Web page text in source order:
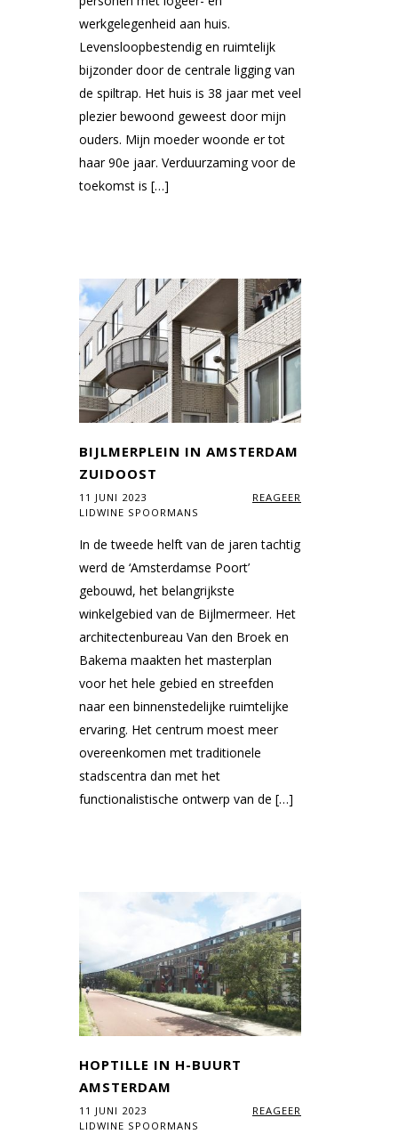
werkgelegenheid aan huis.
Levensloopbestendig en ruimtelijk
bijzonder door de centrale ligging van
de spiltrap. Het huis is 38 jaar met veel
plezier bewoond geweest door mijn
ouders. Mijn moeder woonde er tot
haar 90e jaar. Verduurzaming voor de
toekomst is […]
BIJLMERPLEIN IN AMSTERDAM
ZUIDOOST
11 JUNI 2023
REAGEER
LIDWINE SPOORMANS
In de tweede helft van de jaren tachtig
werd de ‘Amsterdamse Poort’
gebouwd, het belangrijkste
winkelgebied van de Bijlmermeer. Het
architectenbureau Van den Broek en
Bakema maakten het masterplan
voor het hele gebied en streefden
naar een binnenstedelijke ruimtelijke
ervaring. Het centrum moest meer
overeenkomen met traditionele
stadscentra dan met het
functionalistische ontwerp van de […]
HOPTILLE IN H-BUURT
AMSTERDAM
11 JUNI 2023
REAGEER
LIDWINE SPOORMANS